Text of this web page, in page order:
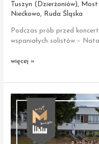
Tuszyn (Dzierżoniów),
Niećkowo, Ruda Śląska
Podczas prób przed
wspaniałych solistów –
Próby
Most
Music
w Filharmonii
Narodowej
więcej »